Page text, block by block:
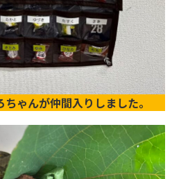
ゃんが仲間入りしました。